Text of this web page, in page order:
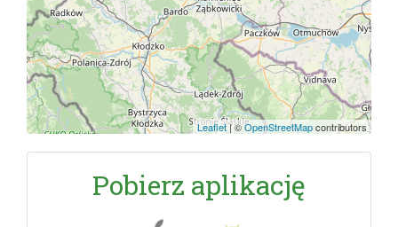
Leaflet|©OpenStreetMapcontributors
Pobierz aplikację